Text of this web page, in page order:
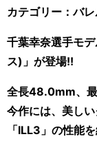
カテゴリー：バ
千葉幸奈選手モ
ス)」が登場!!
全長48.0mm、
今作には、美しい
「ILL3」の性能